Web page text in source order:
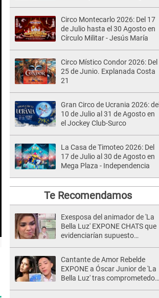
Circo Montecarlo 2026: Del 17
de Julio hasta el 30 Agosto en
Círculo Militar - Jesús María
Circo Místico Condor 2026: Del
25 de Junio. Explanada Costa
21
Gran Circo de Ucrania 2026: del
10 de Julio al 31 de Agosto en
el Jockey Club-Surco
La Casa de Timoteo 2026: Del
17 de Julio al 30 de Agosto en
Mega Plaza - Independencia
Te Recomendamos
Exesposa del animador de 'La
Bella Luz' EXPONE CHATS que
evidenciarían supuesto
Cantante de Amor Rebelde
EXPONE a Óscar Junior de 'La
Bella Luz' tras comprometedor